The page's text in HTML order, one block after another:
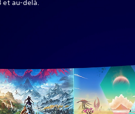
et au-delà.